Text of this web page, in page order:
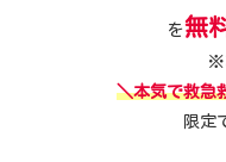
を無
※
＼本気で救急
限定